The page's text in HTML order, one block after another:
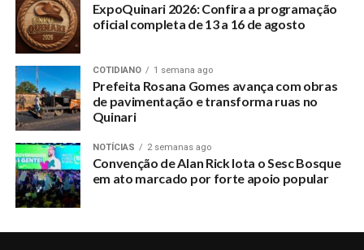
ExpoQuinari 2026: Confira a programação
oficial completa de 13 a 16 de agosto
COTIDIANO 1 semana ago
Prefeita Rosana Gomes avança com obras
de pavimentação e transforma ruas no
Quinari
NOTÍCIAS 2 semanas ago
Convenção de Alan Rick lota o Sesc Bosque
em ato marcado por forte apoio popular